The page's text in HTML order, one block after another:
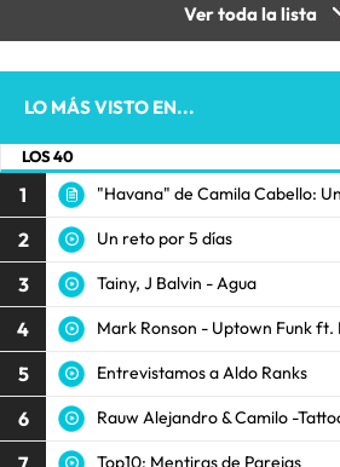
Ver toda la lista
LO MÁS VISTO EN...
LOS 40
1 "Havana" de Camila Cabello:
2 Un reto por 5 días
3 Tainy, J Balvin - Agua
4 Mark Ronson - Uptown Funk ft.
5 Entrevistamos a Aldo Ranks
6 Rauw Alejandro & Camilo -
Top10: Mentiras de Parejas